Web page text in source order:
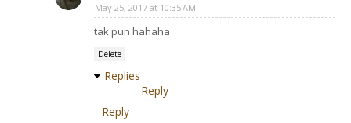
May 25, 2017 at 10:35 AM
tak pun hahaha
Delete
Replies
Reply
Reply